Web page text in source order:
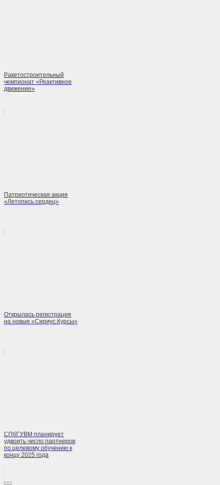
Ракетостроительный
чемпионат «Реактивное
движение»
Патриотическая акция
«Летопись сердец»
Открылась регистрация
на новые «Сириус.Курсы»
СПбГУВМ планирует
удвоить число партнеров
по целевому обучению к
концу 2025 года